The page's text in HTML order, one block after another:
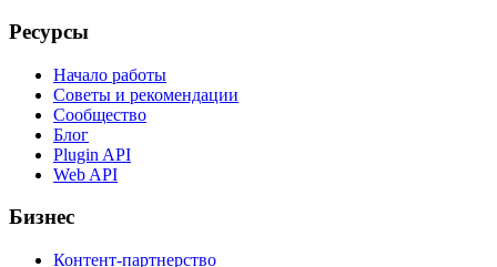
Ресурсы
Начало работы
Советы и рекомендации
Сообщество
Блог
Plugin API
Web API
Бизнес
Контент-партнерство